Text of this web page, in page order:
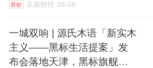
原创 乐居财经 08-08
一城双响 | 源氏木语「新实木
主义——黑标生活提案」发
布会落地天津，黑标旗舰店